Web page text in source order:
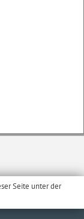
Seite unter der